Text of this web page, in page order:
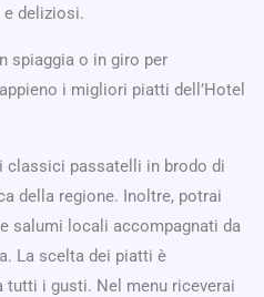
deliziosi.
spiaggia o in giro per
i migliori piatti dell’Hotel
passatelli in brodo di
della regione. Inoltre, potrai
salumi locali accompagnati da
La scelta dei piatti è
tutti i gusti. Nel menu riceverai